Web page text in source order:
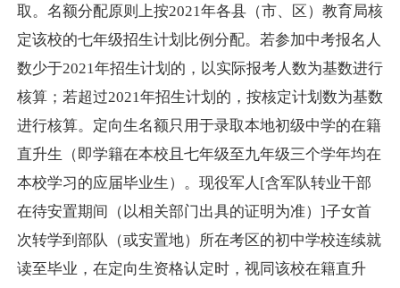
取。 名额分配原则上按2021年各县（市、区）教育局核
定该校的七年级招生计划比例分配。若参加中考报名人
数少于2021年招生计划的，以实际报考人数为基数进行
核算；若超过2021年招生计划的，按核定计划数为基数
进行核算。定向生名额只用于录取本地初级中学的在籍
直升生（即学籍在本校且七年级至九年级三个学年均在
本校学习的应届毕业生）。现役军人[含军队转业干部
在待安置期间（以相关部门出具的证明为准） ]子女首
次转学到部队（或安置地）所在考区的初中学校连续就
读至毕业，在定向生资格认定时，视同该校在籍直升